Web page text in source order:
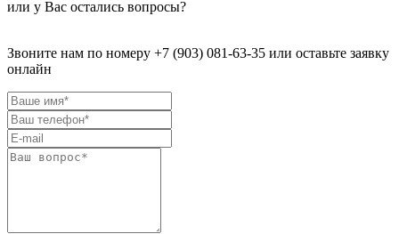
или у Вас остались вопросы?
Звоните нам по номеру +7 (903) 081-63-35 или оставьте заявку
онлайн